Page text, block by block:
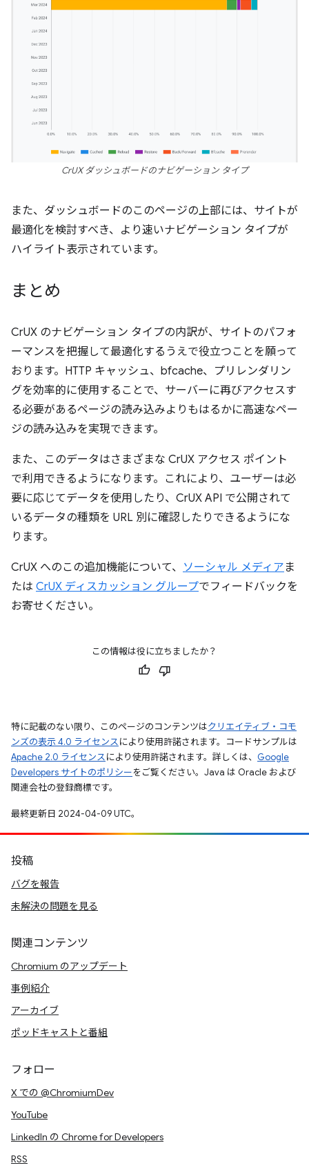
CrUX ダッシュボードのナビゲーション タイプ
また、ダッシュボードのこのページの上部には、サイトが
最適化を検討すべき、より速いナビゲーション タイプが
ハイライト表示されています。
まとめ
CrUX のナビゲーション タイプの内訳が、サイトのパフォ
ーマンスを把握して最適化するうえで役立つことを願って
おります。HTTP キャッシュ、bfcache、プリレンダリン
グを効率的に使用することで、サーバーに再びアクセスす
る必要があるページの読み込みよりもはるかに高速なペー
ジの読み込みを実現できます。
また、このデータはさまざまな CrUX アクセス ポイント
で利用できるようになります。これにより、ユーザーは必
要に応じてデータを使用したり、CrUX API で公開されて
いるデータの種類を URL 別に確認したりできるようにな
ります。
CrUX へのこの追加機能について、 ソーシャル メディア ま
たは CrUX ディスカッション グループでフィードバックを
お寄せください。
この情報は役に立ちましたか？
特に記載のない限り、このページのコンテンツはクリエイティブ・コモ
ンズの表示 4.0 ライセンスにより使用許諾されます。コードサンプルは
Apache 2.0 ライセンスにより使用許諾されます。詳しくは、 Google
Developers サイトのポリシーをご覧ください。Java は Oracle および
関連会社の登録商標です。
最終更新日 2024-04-09 UTC。
投稿
バグを報告
未解決の問題を見る
関連コンテンツ
Chromium のアップデート
事例紹介
アーカイブ
ポッドキャストと番組
フォロー
X での @ChromiumDev
YouTube
LinkedIn の Chrome for Developers
RSS